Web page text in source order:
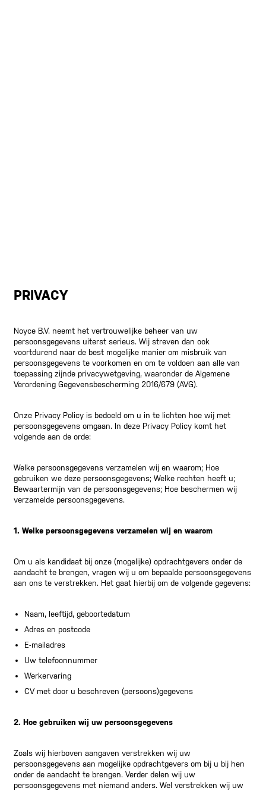
PRIVACY
Noyce B.V. neemt het vertrouwelijke beheer van uw
persoonsgegevens uiterst serieus. Wij streven dan ook
voortdurend naar de best mogelijke manier om misbruik van
persoonsgegevens te voorkomen en om te voldoen aan alle van
toepassing zijnde privacywetgeving, waaronder de Algemene
Verordening Gegevensbescherming 2016/679 (AVG).
Onze Privacy Policy is bedoeld om u in te lichten hoe wij met
persoonsgegevens omgaan. In deze Privacy Policy komt het
volgende aan de orde:
Welke persoonsgegevens verzamelen wij en waarom; Hoe
gebruiken we deze persoonsgegevens; Welke rechten heeft u;
Bewaartermijn van de persoonsgegevens; Hoe beschermen wij
verzamelde persoonsgegevens.
1. Welke persoonsgegevens verzamelen wij en waarom
Om u als kandidaat bij onze (mogelijke) opdrachtgevers onder de
aandacht te brengen, vragen wij u om bepaalde persoonsgegevens
aan ons te verstrekken. Het gaat hierbij om de volgende gegevens:
Naam, leeftijd, geboortedatum
Adres en postcode
E-mailadres
Uw telefoonnummer
Werkervaring
CV met door u beschreven (persoons)gegevens
2. Hoe gebruiken wij uw persoonsgegevens
Zoals wij hierboven aangaven verstrekken wij uw
persoonsgegevens aan mogelijke opdrachtgevers om bij u bij hen
onder de aandacht te brengen. Verder delen wij uw
persoonsgegevens met niemand anders. Wel verstrekken wij uw